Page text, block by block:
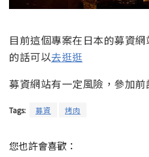
目前這個專案在日本的募資
的話可以去逛逛
募資網站有一定風險，參加
Tags: 募資 烤肉
您也許會喜歡：